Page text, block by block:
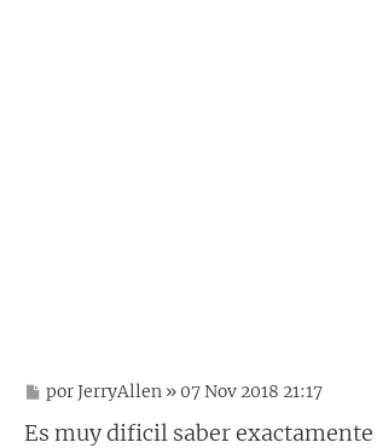
M
n
porJerryAllen » 07 Nov 2018 21:17
Es muy dificil saber exactamente